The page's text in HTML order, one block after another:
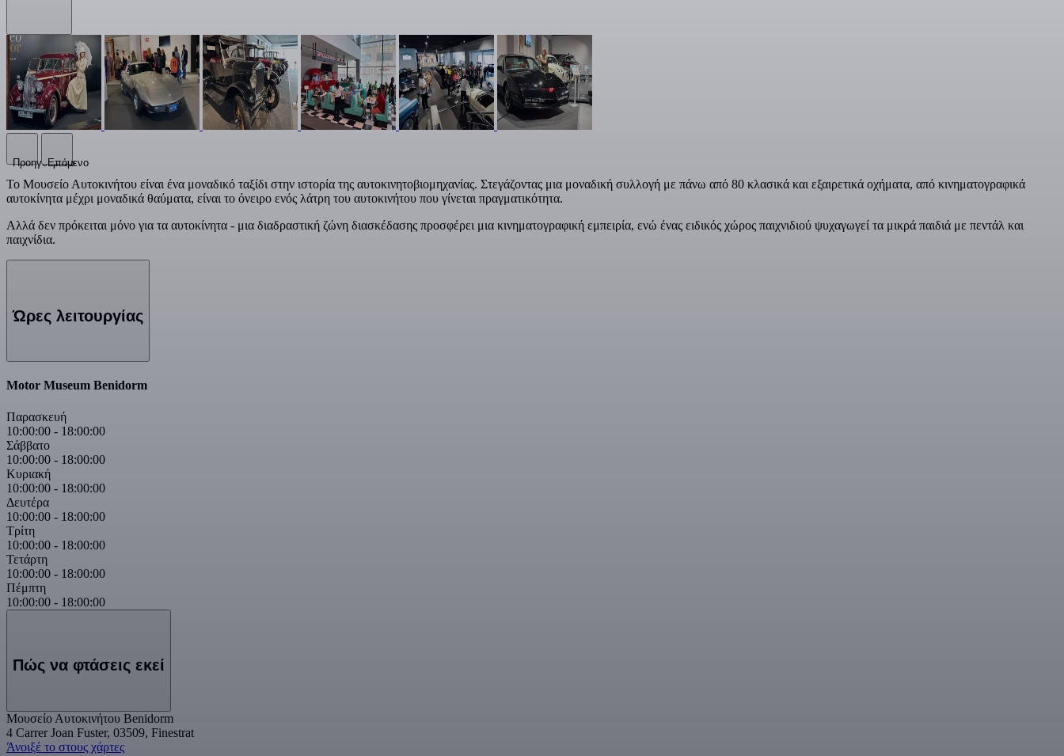
Προηγούμενο
Επόμενο
Το Μουσείο Αυτοκινήτου είναι ένα μοναδικό ταξίδι στην ιστορία της αυτοκινητοβιομηχανίας. Στεγάζοντας μια μοναδική συλλογή με πάνω από 80 κλασικά και εξαιρετικά οχήματα, από κινηματογραφικά
αυτοκίνητα μέχρι μοναδικά θαύματα, είναι το όνειρο ενός λάτρη του αυτοκινήτου που γίνεται πραγματικότητα.
Αλλά δεν πρόκειται μόνο για τα αυτοκίνητα - μια διαδραστική ζώνη διασκέδασης προσφέρει μια κινηματογραφική εμπειρία, ενώ ένας ειδικός χώρος παιχνιδιού ψυχαγωγεί τα μικρά παιδιά με πεντάλ και
παιχνίδια.
Ώρες λειτουργίας
Motor Museum Benidorm
Παρασκευή
10:00:00 - 18:00:00
Σάββατο
10:00:00 - 18:00:00
Κυριακή
10:00:00 - 18:00:00
Δευτέρα
10:00:00 - 18:00:00
Τρίτη
10:00:00 - 18:00:00
Τετάρτη
10:00:00 - 18:00:00
Πέμπτη
10:00:00 - 18:00:00
Πώς να φτάσεις εκεί
Μουσείο Αυτοκινήτου Benidorm
4 Carrer Joan Fuster, 03509, Finestrat
Άνοιξέ το στους χάρτες